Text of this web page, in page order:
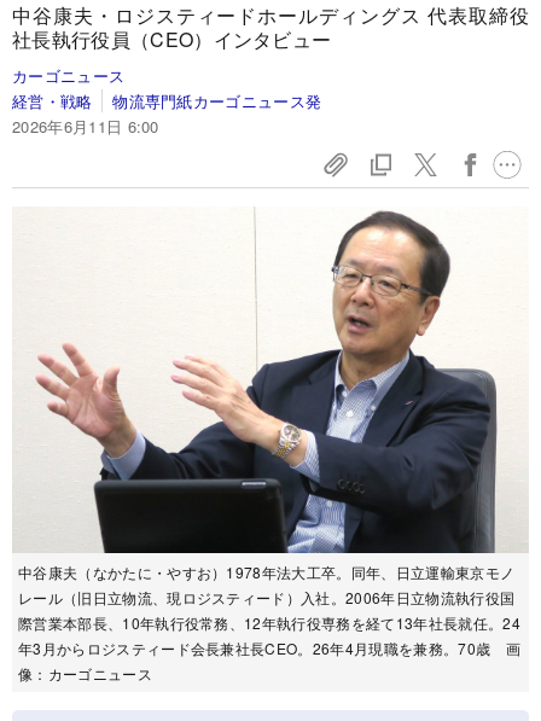
中谷康夫・ロジスティードホールディングス 代表取締役
社長執行役員（CEO）インタビュー
カーゴニュース
経営・戦略
物流専門紙カーゴニュース発
2026年6月11日 6:00
中谷康夫（なかたに・やすお）1978年法大工卒。同年、日立運輸東京モノ
レール（旧日立物流、現ロジスティード）入社。2006年日立物流執行役国
際営業本部長、10年執行役常務、12年執行役専務を経て13年社長就任。24
年3月からロジスティード会長兼社長CEO。26年4月現職を兼務。70歳 画
像：カーゴニュース